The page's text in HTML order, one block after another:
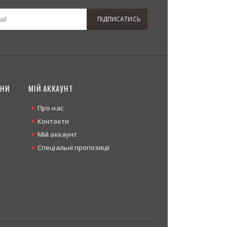
ПІДПИСАТИСЬ
МІЙ АККАУНТ
Про нас
Контакти
Мій аккаунт
Спеціальні пропозиції